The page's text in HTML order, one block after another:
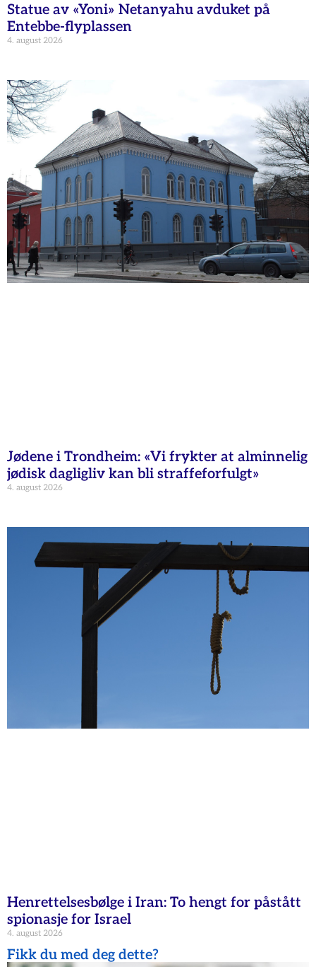
Statue av «Yoni» Netanyahu avduket på
Entebbe-flyplassen
4. august 2026
Jødene i Trondheim: «Vi frykter at alminnelig
jødisk dagligliv kan bli straffeforfulgt»
4. august 2026
Henrettelsesbølge i Iran: To hengt for påstått
spionasje for Israel
4. august 2026
Fikk du med deg dette?